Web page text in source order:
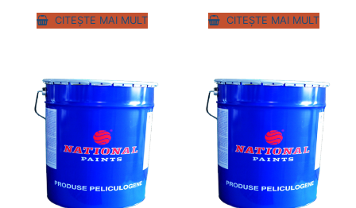
CITEȘTE MAI MULT CITEȘTE MAI MULT